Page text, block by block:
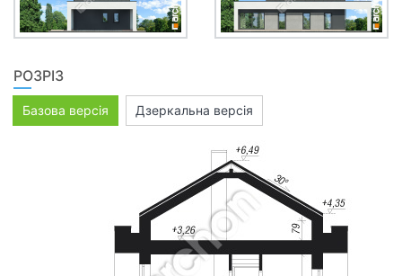
РОЗРІЗ
Базова версія Дзеркальна версія